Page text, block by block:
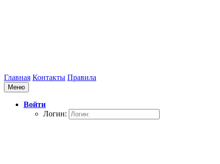
Главная Контакты Правила
Меню
Войти
Логин: